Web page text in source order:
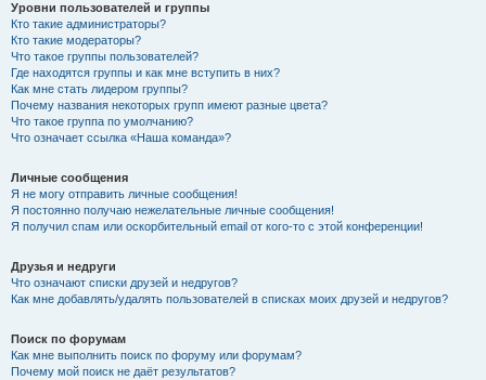
Уровни пользователей и группы
Кто такие администраторы?
Кто такие модераторы?
Что такое группы пользователей?
Где находятся группы и как мне вступить в них?
Как мне стать лидером группы?
Почему названия некоторых групп имеют разные цвета?
Что такое группа по умолчанию?
Что означает ссылка «Наша команда»?
Личные сообщения
Я не могу отправить личные сообщения!
Я постоянно получаю нежелательные личные сообщения!
Я получил спам или оскорбительный email от кого-то с этой конференции!
Друзья и недруги
Что означают списки друзей и недругов?
Как мне добавлять/удалять пользователей в списках моих друзей и недругов?
Поиск по форумам
Как мне выполнить поиск по форуму или форумам?
Почему мой поиск не даёт результатов?